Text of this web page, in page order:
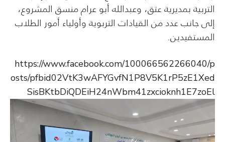
التربية بمديرية عتق، وعبدالله أبو عرام منسق المشروع،
إلى جانب عدد من القيادات التربوية وأولياء أمور الطلاب
المستفيدين.
https://www.facebook.com/100066562266040/p
osts/pfbid02VtK3wAFYGvfN1P8V5K1rP5zE1Xed
SisBKtbDiQDEiH24nWbm41zxcioknh1E7zoEl